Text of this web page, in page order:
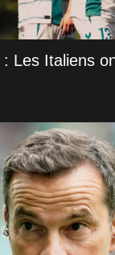
: Les Italiens